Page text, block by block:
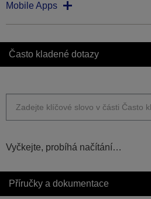
Mobile Apps
Často kladené dotazy
Vyčkejte, probíhá načítání…
Příručky a dokumentace